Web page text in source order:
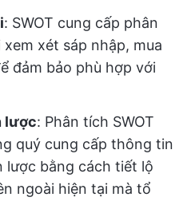
: SWOT cung cấp phân
xét sáp nhập, mua
đảm bảo phù hợp với
lược: Phân tích SWOT
quý cung cấp thông tin
lược bằng cách tiết lộ
ngoài hiện tại mà tổ